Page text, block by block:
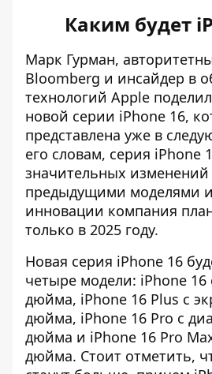
Каким будет
Марк Гурман,
Bloomberg и инсайдер в
технологий Apple
новой серии iPhone 16,
представлена ​​уже в
его словам, серия iPhone
значительных
предыдущими моделями
инновации компания
только в 2025 году.
Новая серия iPhone 16
четыре модели: iPhone 16
дюйма, iPhone 16 Plus с
дюйма, iPhone 16 Pro с
дюйма и iPhone 16 Pro
дюйма. Стоит отметить,